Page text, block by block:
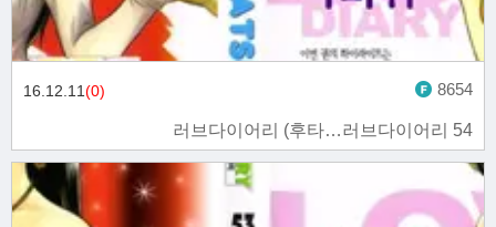
러브다이어리 (후타…러브다이어리 54
16.12.11(0) 8654